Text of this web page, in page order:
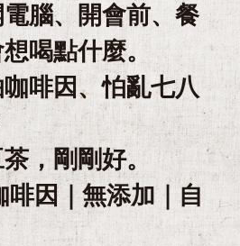
腦、開會前、餐
喝點什麼。
啡因、怕亂七八
，剛剛好。
啡因｜無添加｜自